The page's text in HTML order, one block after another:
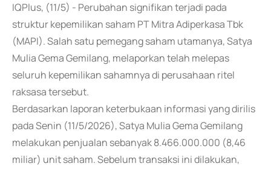
IQPlus, (11/5) - Perubahan signifikan terjadi pada
struktur kepemilikan saham PT Mitra Adiperkasa Tbk
(MAPI). Salah satu pemegang saham utamanya, Satya
Mulia Gema Gemilang, melaporkan telah melepas
seluruh kepemilikan sahamnya di perusahaan ritel
raksasa tersebut.
Berdasarkan laporan keterbukaan informasi yang dirilis
pada Senin (11/5/2026), Satya Mulia Gema Gemilang
melakukan penjualan sebanyak 8.466.000.000 (8,46
miliar) unit saham. Sebelum transaksi ini dilakukan,